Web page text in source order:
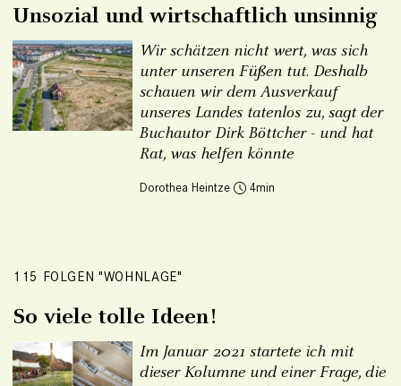
Unsozial und wirtschaftlich unsinnig
Wir schätzen nicht wert, was sich
unter unseren Füßen tut. Deshalb
schauen wir dem Ausverkauf
unseres Landes tatenlos zu, sagt der
Buchautor Dirk Böttcher - und hat
Rat, was helfen könnte
Dorothea Heintze 4
115 FOLGEN "WOHNLAGE"
So viele tolle Ideen!
Im Januar 2021 startete ich mit
dieser Kolumne und einer Frage, die